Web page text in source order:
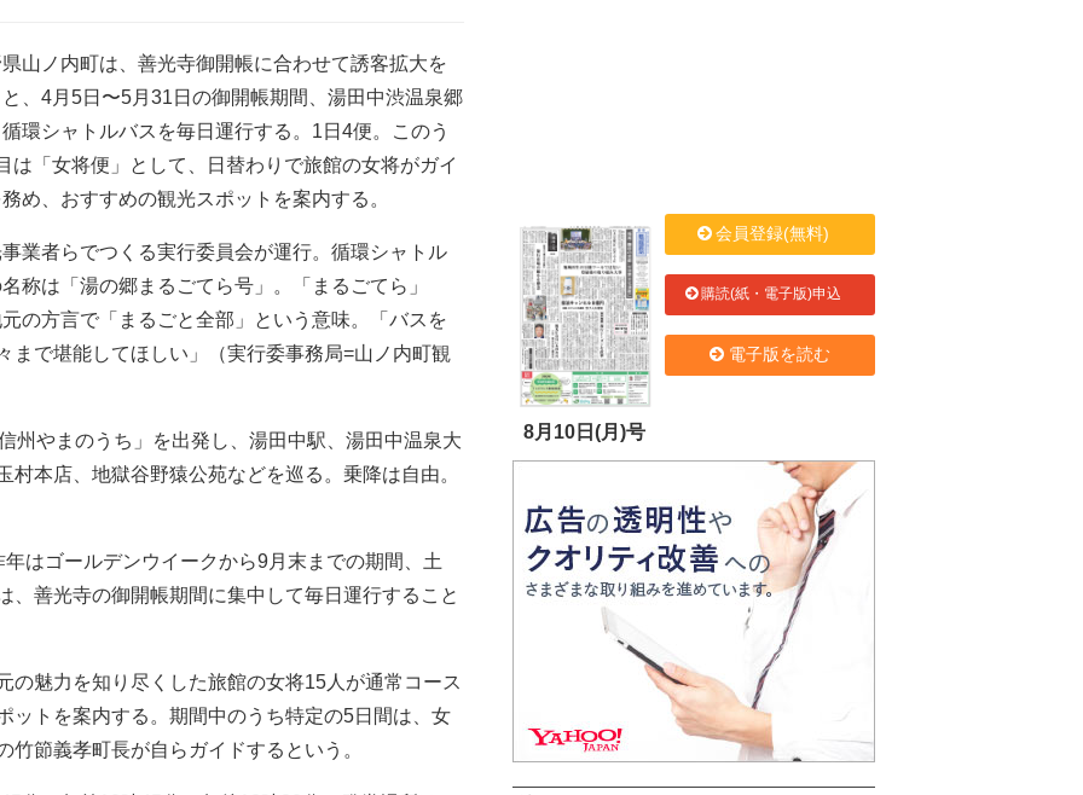
山ノ内町は、善光寺御開帳に合わせて誘客拡大を
、4月5日〜5月31日の御開帳期間、湯田中渋温泉郷
環シャトルバスを毎日運行する。1日4便。このう
は「女将便」として、日替わりで旅館の女将がガイ
め、おすすめの観光スポットを案内する。
業者らでつくる実行委員会が運行。循環シャトル
称は「湯の郷まるごてら号」。「まるごてら」
の方言で「まるごと全部」という意味。「バスを
まで堪能してほしい」（実行委事務局=山ノ内町観
やまのうち」を出発し、湯田中駅、湯田中温泉大
本店、地獄谷野猿公苑などを巡る。乗降は自由。
はゴールデンウイークから9月末までの期間、土
、善光寺の御開帳期間に集中して毎日運行すること
魅力を知り尽くした旅館の女将15人が通常コース
ットを案内する。期間中のうち特定の5日間は、女
節義孝町長が自らガイドするという。
8月10日(月)号
会員登録(無料)
購読(紙・電子版)申込
電子版を読む